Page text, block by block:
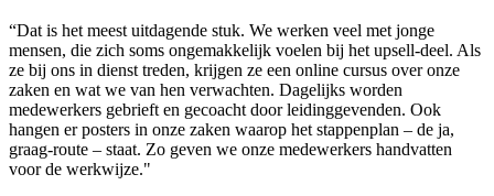
“Dat is het meest uitdagende stuk. We werken veel met jonge
mensen, die zich soms ongemakkelijk voelen bij het upsell-deel. Als
ze bij ons in dienst treden, krijgen ze een online cursus over onze
zaken en wat we van hen verwachten. Dagelijks worden
medewerkers gebrieft en gecoacht door leidinggevenden. Ook
hangen er posters in onze zaken waarop het stappenplan – de ja,
graag-route – staat. Zo geven we onze medewerkers handvatten
voor de werkwijze."